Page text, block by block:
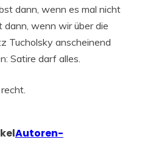
dann, wenn es mal nicht
dann, wenn wir über die
Tucholsky anscheinend
Satire darf alles.
Autoren-